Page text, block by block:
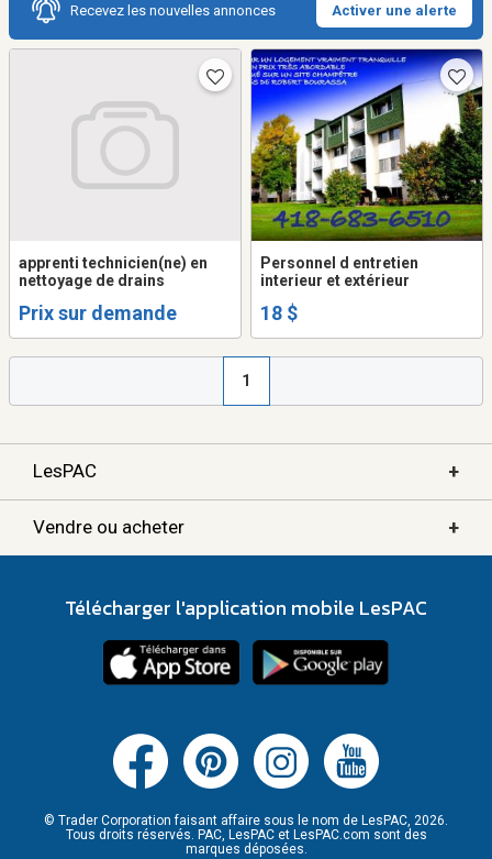
Recevez les nouvelles annonces Activer une alerte
apprenti technicien(ne) en
nettoyage de drains
Prix sur demande
Personnel d entretien
interieur et extérieur
18 $
1
LesPAC +
Vendre ou acheter +
Télécharger l'application mobile LesPAC
© Trader Corporation faisant affaire sous le nom de LesPAC, 2026.
Tous droits réservés. PAC, LesPAC et LesPAC.com sont des
marques déposées.